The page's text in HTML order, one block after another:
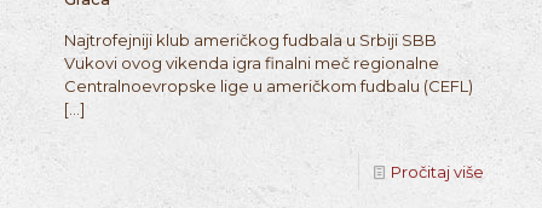
Najtrofejniji klub američkog fudbala u Srbiji SBB
Vukovi ovog vikenda igra finalni meč regionalne
Centralnoevropske lige u američkom fudbalu (CEFL)
[…]
Pročitaj više